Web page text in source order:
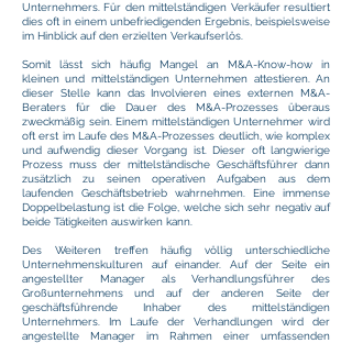
Unternehmers. Für den mittelständigen Verkäufer resultiert
dies oft in einem unbefriedigenden Ergebnis, beispielsweise
im Hinblick auf den erzielten Verkaufserlös.
Somit lässt sich häufig Mangel an M&A-Know-how in
kleinen und mittelständigen Unternehmen attestieren. An
dieser Stelle kann das Involvieren eines externen M&A-
Beraters für die Dauer des M&A-Prozesses überaus
zweckmäßig sein. Einem mittelständigen Unternehmer wird
oft erst im Laufe des M&A-Prozesses deutlich, wie komplex
und aufwendig dieser Vorgang ist. Dieser oft langwierige
Prozess muss der mittelständische Geschäftsführer dann
zusätzlich zu seinen operativen Aufgaben aus dem
laufenden Geschäftsbetrieb wahrnehmen. Eine immense
Doppelbelastung ist die Folge, welche sich sehr negativ auf
beide Tätigkeiten auswirken kann.
Des Weiteren treffen häufig völlig unterschiedliche
Unternehmenskulturen auf einander. Auf der Seite ein
angestellter Manager als Verhandlungsführer des
Großunternehmens und auf der anderen Seite der
geschäftsführende Inhaber des mittelständigen
Unternehmers. Im Laufe der Verhandlungen wird der
angestellte Manager im Rahmen einer umfassenden